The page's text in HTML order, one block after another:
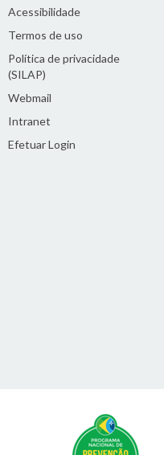
Acessibilidade
Termos de uso
Política de privacidade
(SILAP)
Webmail
Intranet
Efetuar Login